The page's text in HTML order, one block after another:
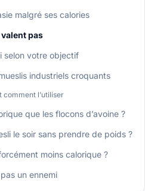
malgré ses calories
pas
selon votre objectif
industriels croquants
comment l’utiliser
que les flocons d’avoine ?
le soir sans prendre de poids ?
moins calorique ?
un ennemi